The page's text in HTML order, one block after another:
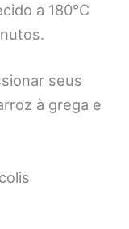
a 180°C
seus
à grega e